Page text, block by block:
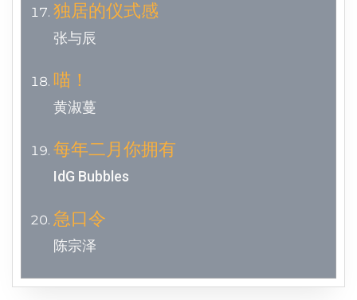
独居的仪式感
张与辰
喵！
黄淑蔓
每年二月你拥有
IdG Bubbles
急口令
陈宗泽